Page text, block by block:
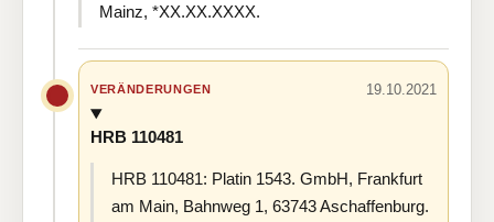
Mainz, *XX.XX.XXXX.
VERÄNDERUNGEN 19.10.2021
HRB 110481
HRB 110481: Platin 1543. GmbH, Frankfurt
am Main, Bahnweg 1, 63743 Aschaffenburg.